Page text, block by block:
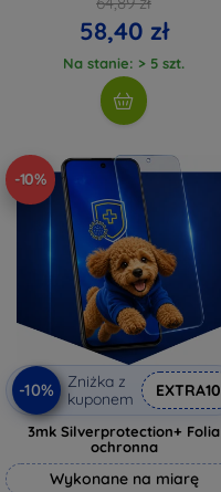
58,40 zł
Na stanie: > 5 szt.
-10%
-10%
Zniżka z
kuponem
EXTRA10
3mk Silverprotection+ Folia
ochronna
Wykonane na miarę